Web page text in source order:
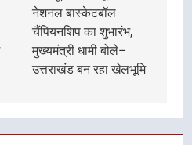
नेशनल बास्केटबॉल
चैंपियनशिप का शुभारंभ,
मुख्यमंत्री धामी बोले–
उत्तराखंड बन रहा खेलभूमि